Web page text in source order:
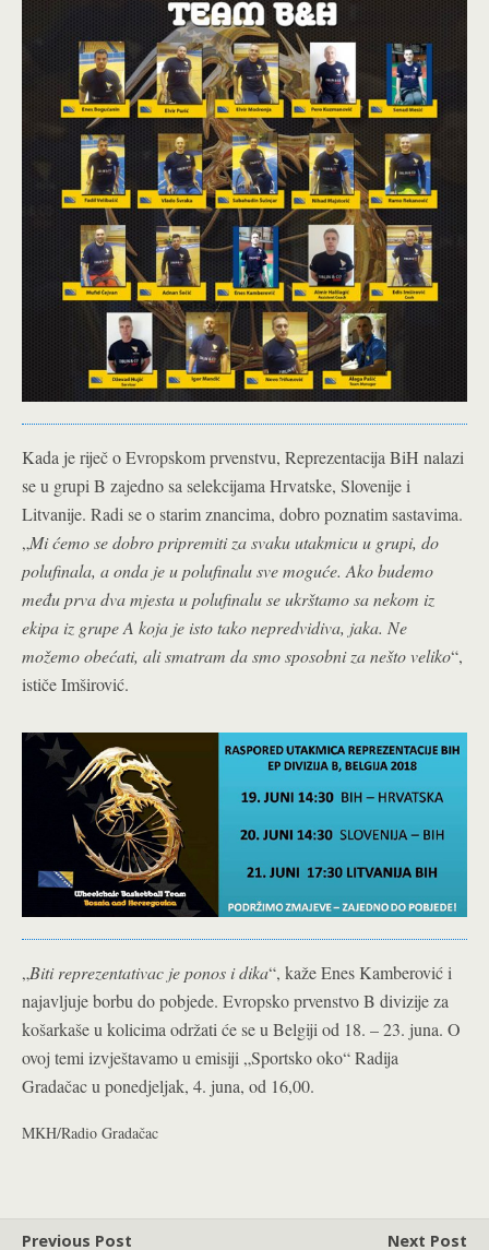
Kada je riječ o Evropskom prvenstvu, Reprezentacija BiH nalazi
se u grupi B zajedno sa selekcijama Hrvatske, Slovenije i
Litvanije. Radi se o starim znancima, dobro poznatim sastavima.
„Mi ćemo se dobro pripremiti za svaku utakmicu u grupi, do
polufinala, a onda je u polufinalu sve moguće. Ako budemo
među prva dva mjesta u polufinalu se ukrštamo sa nekom iz
ekipa iz grupe A koja je isto tako nepredvidiva, jaka. Ne
možemo obećati, ali smatram da smo sposobni za nešto veliko“,
ističe Imširović.
„Biti reprezentativac je ponos i dika“, kaže Enes Kamberović i
najavljuje borbu do pobjede. Evropsko prvenstvo B divizije za
košarkaše u kolicima održati će se u Belgiji od 18. – 23. juna. O
ovoj temi izvještavamo u emisiji „Sportsko oko“ Radija
Gradačac u ponedjeljak, 4. juna, od 16,00.
MKH/Radio Gradačac
Previous Post Next Post